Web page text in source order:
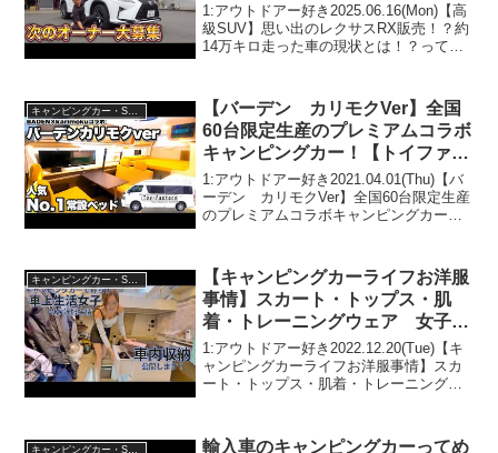
1:アウトドアー好き2025.06.16(Mon)【高
級SUV】思い出のレクサスRX販売！？約
14万キロ走った車の現状とは！？って人
画は注目です！3:...
【バーデン カリモクVer】全国
60台限定生産のプレミアムコラボ
キャンピングカー！【トイファク
トリー】✖️【カリモク家具】
1:アウトドアー好き2021.04.01(Thu)【バ
ーデン カリモクVer】全国60台限定生産
のプレミアムコラボキャンピングカー！
いで！！2:アウトドアー好き2021...
キャンピングカー・SUV人気車種
【キャンピングカーライフお洋服
事情】スカート・トップス・肌
着・トレーニングウェア 女子服
を効率的に収納
1:アウトドアー好き2022.12.20(Tue)【キ
ャンピングカーライフお洋服事情】スカ
ート・トップス・肌着・トレーニングウ
トドアー好き2022.12.20(Tue...
輸入車のキャンピングカーってめ